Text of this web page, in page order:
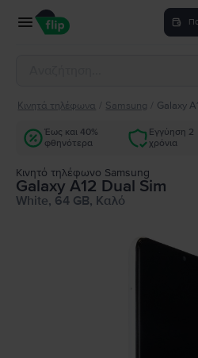
Κινητά τηλέφωνα Samsung Galaxy
Έως και 40%
φθηνότερα
Εγγύηση 2
χρόνια
Κινητό τηλέφωνο Samsung
Galaxy A12 Dual Sim
White, 64 GB, Καλό